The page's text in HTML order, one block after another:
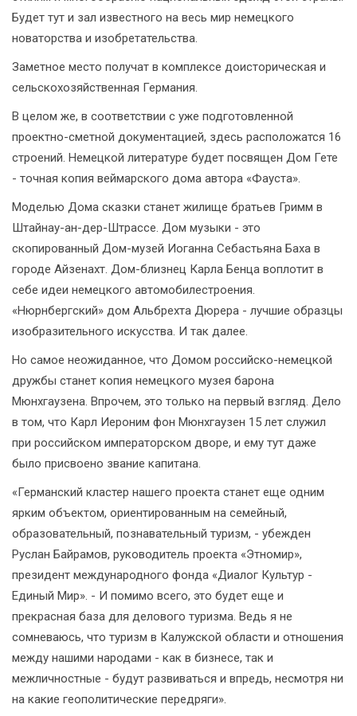
Будет тут и зал известного на весь мир немецкого
новаторства и изобретательства.
Заметное место получат в комплексе доисторическая и
сельскохозяйственная Германия.
В целом же, в соответствии с уже подготовленной
проектно-сметной документацией, здесь расположатся 16
строений. Немецкой литературе будет посвящен Дом Гете
- точная копия веймарского дома автора «Фауста».
Моделью Дома сказки станет жилище братьев Гримм в
Штайнау-ан-дер-Штрассе. Дом музыки - это
скопированный Дом-музей Иоганна Себастьяна Баха в
городе Айзенахт. Дом-близнец Карла Бенца воплотит в
себе идеи немецкого автомобилестроения.
«Нюрнбергский» дом Альбрехта Дюрера - лучшие образцы
изобразительного искусства. И так далее.
Но самое неожиданное, что Домом российско-немецкой
дружбы станет копия немецкого музея барона
Мюнхгаузена. Впрочем, это только на первый взгляд. Дело
в том, что Карл Иероним фон Мюнхгаузен 15 лет служил
при российском императорском дворе, и ему тут даже
было присвоено звание капитана.
«Германский кластер нашего проекта станет еще одним
ярким объектом, ориентированным на семейный,
образовательный, познавательный туризм, - убежден
Руслан Байрамов, руководитель проекта «Этномир»,
президент международного фонда «Диалог Культур -
Единый Мир». - И помимо всего, это будет еще и
прекрасная база для делового туризма. Ведь я не
сомневаюсь, что туризм в Калужской области и отношения
между нашими народами - как в бизнесе, так и
межличностные - будут развиваться и впредь, несмотря ни
на какие геополитические передряги».